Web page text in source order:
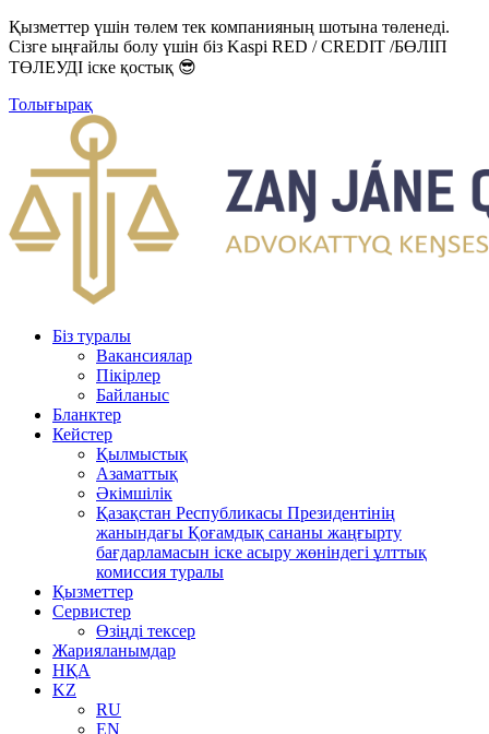
Қызметтер үшін төлем тек компанияның шотына төленеді.
Сізге ыңғайлы болу үшін біз Kaspi RED / CREDIT /БӨЛІП
ТӨЛЕУДІ іске қостық 😎
Толығырақ
Біз туралы
Вакансиялар
Пікірлер
Байланыс
Бланктер
Кейстер
Қылмыстық
Азаматтық
Әкімшілік
Қазақстан Республикасы Президентінің
жанындағы Қоғамдық сананы жаңғырту
бағдарламасын іске асыру жөніндегі ұлттық
комиссия туралы
Қызметтер
Сервистер
Өзіңді тексер
Жарияланымдар
НҚА
KZ
RU
EN